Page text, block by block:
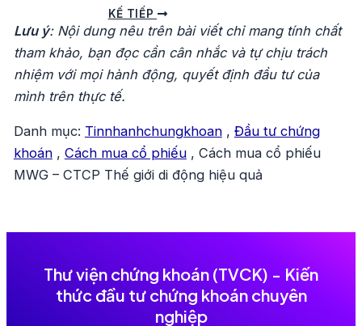
bài
viết
KẾ TIẾP
Lưu ý: Nội dung nêu trên bài viết chỉ mang tính chất
tham khảo, bạn đọc cần cân nhắc và tự chịu trách
nhiệm với mọi hành động, quyết định đầu tư của
mình trên thực tế.
Danh mục: Tinnhanhchungkhoan, Đầu tư chứng
khoán, Cách mua cổ phiếu, Cách mua cổ phiếu
MWG – CTCP Thế giới di động hiệu quả
Thư viện chứng khoán (TVCK) - Kiến
thức đầu tư chứng khoán chuyên
nghiệp